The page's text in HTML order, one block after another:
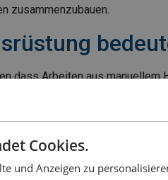
zusammenzubauen.
dass Arbeiten aus manuellem
eine attraktive
umgestellt.
25 % stärker als gleiche
ein geringeres Eigengewicht
Cookies.
und Anzeigen zu